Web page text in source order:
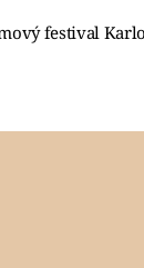
festival